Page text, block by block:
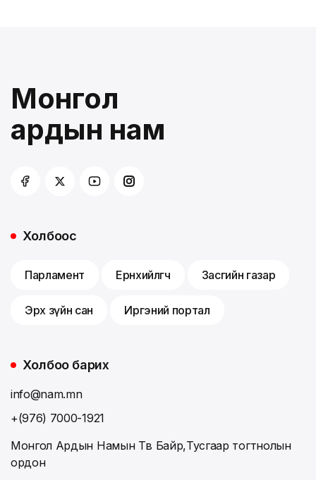
Монгол
ардын нам
Холбоос
Парламент Ерөнхийлөгч Засгийн газар
Эрх зүйн сан Иргэний портал
Холбоо барих
info@nam.mn
+(976) 7000-1921
Монгол Ардын Намын Төв Байр,Тусгаар тогтнолын
ордон